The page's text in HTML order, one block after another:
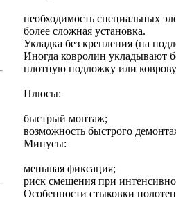
необходимость специальных
более сложная установка.
Укладка без крепления (на
Иногда ковролин укладывают
плотную подложку или
Плюсы:
быстрый монтаж;
возможность быстрого
Минусы:
меньшая фиксация;
риск смещения при
Особенности стыковки полотен